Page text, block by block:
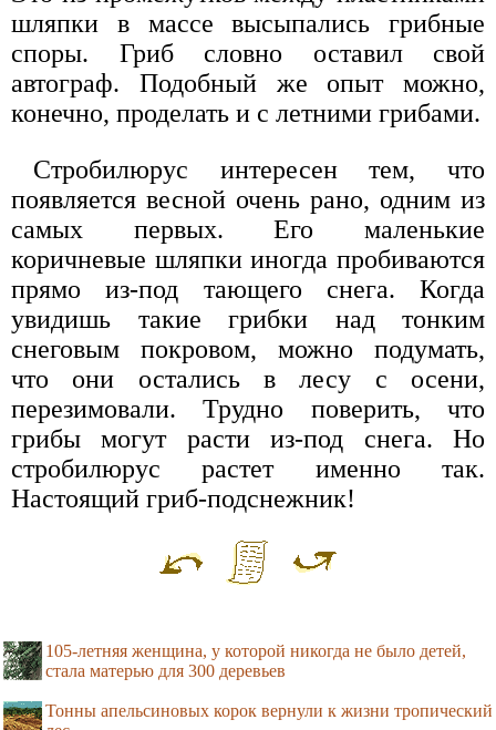
шляпки в массе высыпались грибные
споры. Гриб словно оставил свой
автограф. Подобный же опыт можно,
конечно, проделать и с летними грибами.
Стробилюрус интересен тем, что
появляется весной очень рано, одним из
самых первых. Его маленькие
коричневые шляпки иногда пробиваются
прямо из-под тающего снега. Когда
увидишь такие грибки над тонким
снеговым покровом, можно подумать,
что они остались в лесу с осени,
перезимовали. Трудно поверить, что
грибы могут расти из-под снега. Но
стробилюрус растет именно так.
Настоящий гриб-подснежник!
105-летняя женщина, у которой никогда не было детей,
стала матерью для 300 деревьев
Тонны апельсиновых корок вернули к жизни тропический